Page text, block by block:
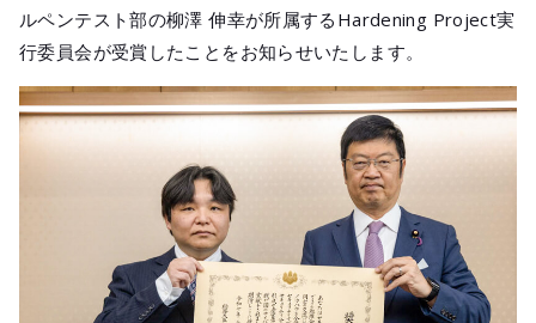
公式SNS
ルペンテスト部の柳澤 伸幸が所属するHardening Project実
行委員会が受賞したことをお知らせいたします。